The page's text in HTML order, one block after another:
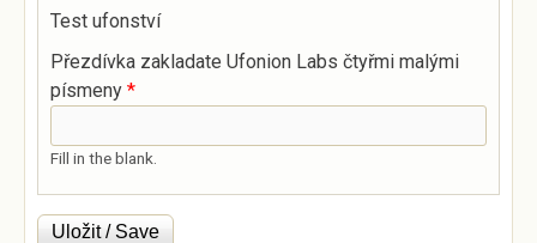
Test ufonství
Přezdívka zakladate Ufonion Labs čtyřmi malými
písmeny *
Fill in the blank.